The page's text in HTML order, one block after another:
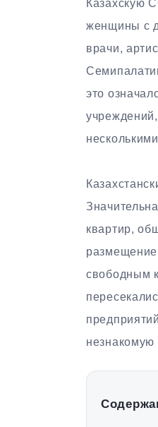
Казахскую
женщины с
врачи,
это
квартир,
размещение
свободным
незнакомую